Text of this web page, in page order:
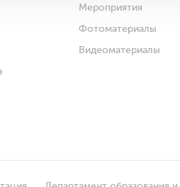
Мероприятия
Фотоматериалы
Видеоматериалы